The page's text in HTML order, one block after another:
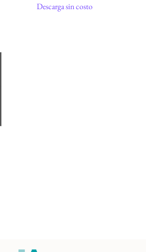
Descarga sin costo